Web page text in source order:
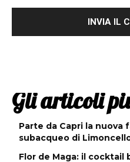
Gli articoli
Parte da Capri la nuova
subacqueo di
Flor de Maga: il cocktail